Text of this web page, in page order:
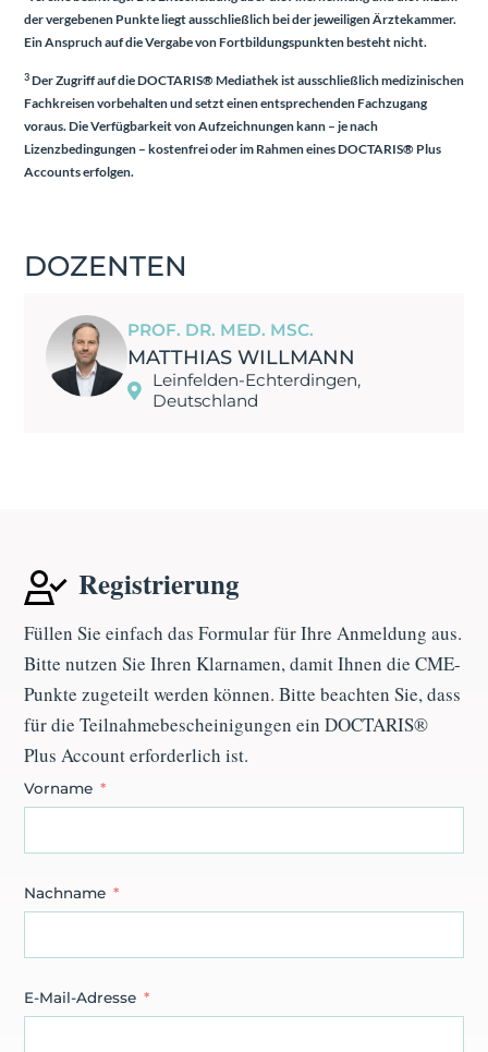
der vergebenen Punkte liegt ausschließlich bei der jeweiligen Ärztekammer.
Ein Anspruch auf die Vergabe von Fortbildungspunkten besteht nicht.
3Der Zugriff auf die DOCTARIS® Mediathek ist ausschließlich medizinischen
Fachkreisen vorbehalten und setzt einen entsprechenden Fachzugang
voraus. Die Verfügbarkeit von Aufzeichnungen kann – je nach
Lizenzbedingungen – kostenfrei oder im Rahmen einesDOCTARIS® Plus
Accountserfolgen.
DOZENTEN
PROF. DR. MED. MSC.
MATTHIAS WILLMANN
Leinfelden-Echterdingen,
Deutschland
Registrierung
Füllen Sie einfach das Formular für Ihre Anmeldung aus.
Bitte nutzen Sie Ihren Klarnamen, damit Ihnen die CME-
Punkte zugeteilt werden können. Bitte beachten Sie, dass
für die Teilnahmebescheinigungen ein DOCTARIS®
Plus Accounterforderlich ist.
Vorname
Nachname
E-Mail-Adresse